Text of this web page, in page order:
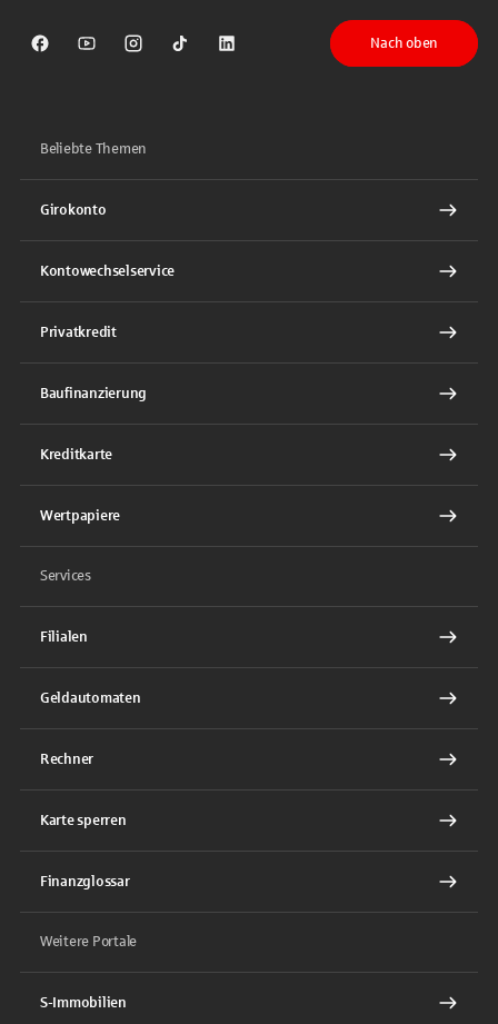
Sparkasse auf Facebook
Sparkasse auf Youtube
Sparkasse auf Instagram
Sparkasse auf TikTok
Sparkasse auf LinkedIn
Nach oben
Beliebte Themen
Girokonto
Kontowechselservice
Privatkredit
Baufinanzierung
Kreditkarte
Wertpapiere
Services
Filialen
Geldautomaten
Rechner
Karte sperren
Finanzglossar
Weitere Portale
S-Immobilien